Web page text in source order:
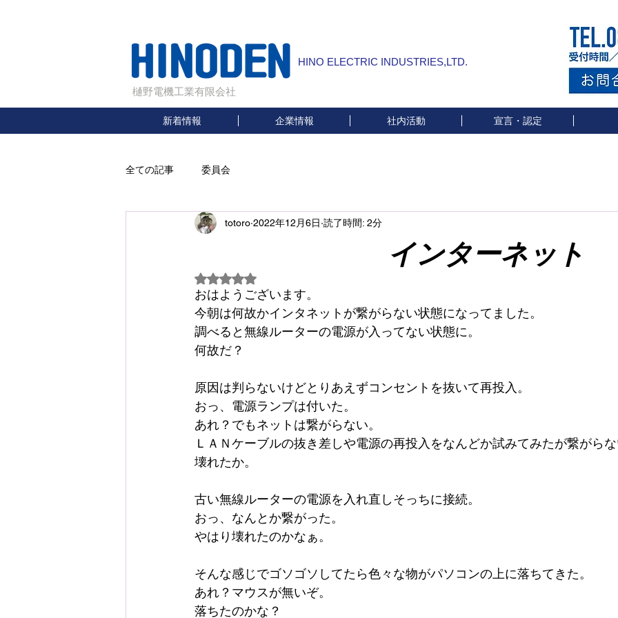
樋野電機工業有限会社
HINO ELECTRIC INDUSTRIES,LTD.
新着情報 企業情報 社内活動 宣言・認定
全ての記事 委員会
インターネット
totoro 2022年12月6日 読了時間: 2分
5つ星のうちNaNと評価されています。
おはようございます。
今朝は何故かインタネットが繋がらない状態になってました。
調べると無線ルーターの電源が入ってない状態に。
何故だ？
原因は判らないけどとりあえずコンセントを抜いて再投入。
おっ、電源ランプは付いた。
あれ？でもネットは繋がらない。
ＬＡＮケーブルの抜き差しや電源の再投入をなんどか試みてみたが繋がら
壊れたか。
古い無線ルーターの電源を入れ直しそっちに接続。
おっ、なんとか繋がった。
やはり壊れたのかなぁ。
そんな感じでゴソゴソしてたら色々な物がパソコンの上に落ちてきた。
あれ？マウスが無いぞ。
落ちたのかな？